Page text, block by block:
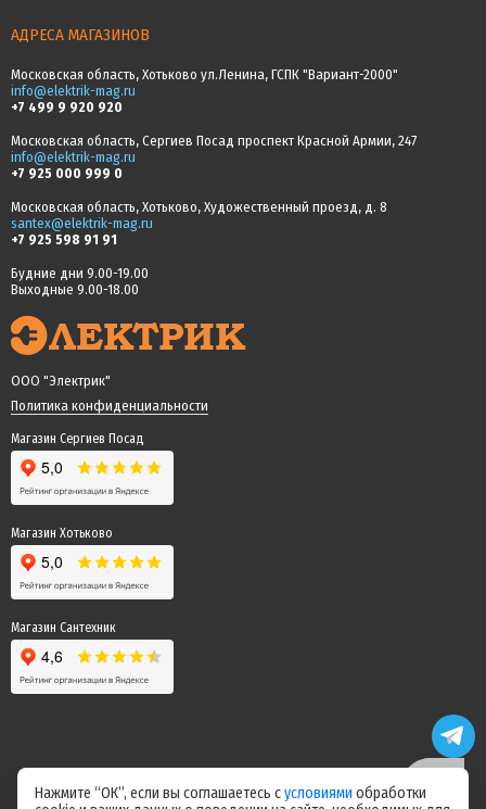
АДРЕСА МАГАЗИНОВ
Московская область, Хотьково ул.Ленина, ГСПК "Вариант-2000"
info@elektrik-mag.ru
+7 499 9 920 920
Московская область, Сергиев Посад проспект Красной Армии, 247
info@elektrik-mag.ru
+7 925 000 999 0
Московская область, Хотьково, Художественный проезд, д. 8
santex@elektrik-mag.ru
+7 925 598 91 91
Будние дни 9.00-19.00
Выходные 9.00-18.00
ООО "Электрик"
Политика конфиденциальности
Магазин Сергиев Посад
Магазин Хотьково
Магазин Сантехник
Нажмите “ОК”, если вы соглашаетесь сусловиями обработки